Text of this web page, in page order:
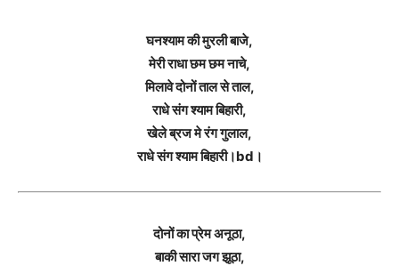
घनश्याम की मुरली बाजे,
मेरी राधा छम छम नाचे,
मिलावे दोनों ताल से ताल,
राधे संग श्याम बिहारी,
खेले ब्रज मे रंग गुलाल,
राधे संग श्याम बिहारी।bd।
दोनों का प्रेम अनूठा,
बाकी सारा जग झूठा,